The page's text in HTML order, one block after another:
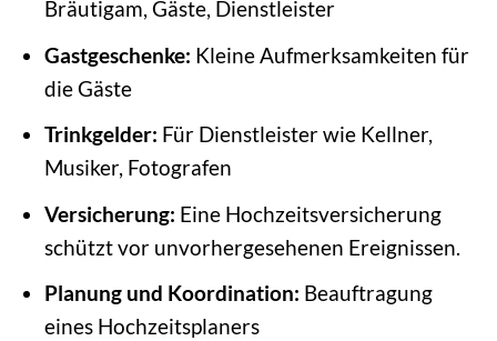
Bräutigam, Gäste, Dienstleister
Gastgeschenke: Kleine Aufmerksamkeiten für
die Gäste
Trinkgelder: Für Dienstleister wie Kellner,
Musiker, Fotografen
Versicherung: Eine Hochzeitsversicherung
schützt vor unvorhergesehenen Ereignissen.
Planung und Koordination: Beauftragung
eines Hochzeitsplaners